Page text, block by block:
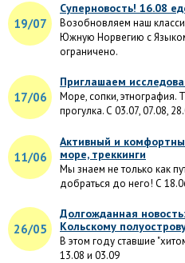
19/07
Суперновость! 16.08
Возобновляем наш
Южную Норвегию с
ограничено.
17/06
Приглашаем
Море, сопки, этнография.
прогулка. С 03.07, 07.08,
11/06
Активный и
море, треккинги
Мы знаем не только как
добраться до него! С
26/05
Долгожданная
Кольскому
В этом году ставшие
13.08 и 03.09